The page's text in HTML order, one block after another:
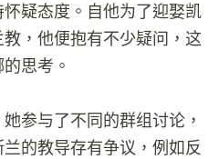
疑态度。自他为了迎娶凯
，他便抱有不少疑问，这
思考。
参与了不同的群组讨论，
的教导存有争议，例如反